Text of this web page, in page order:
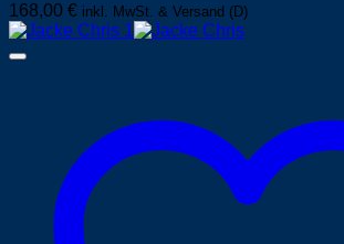
168,00 € inkl. MwSt. & Versand (D)